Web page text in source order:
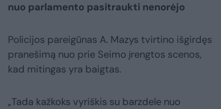
nuo parlamento pasitraukti nenorėjo
Policijos pareigūnas A. Mazys tvirtino išgirdęs
pranešimą nuo prie Seimo įrengtos scenos,
kad mitingas yra baigtas.
„Tada kažkoks vyriškis su barzdele nuo